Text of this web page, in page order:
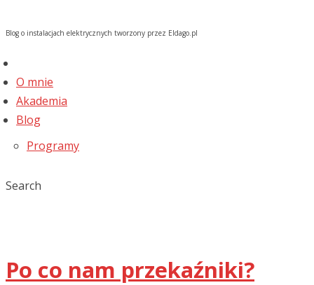
Blog o instalacjach elektrycznych tworzony przez Eldago.pl
O mnie
Akademia
Blog
Programy
Search
Po co nam przekaźniki?